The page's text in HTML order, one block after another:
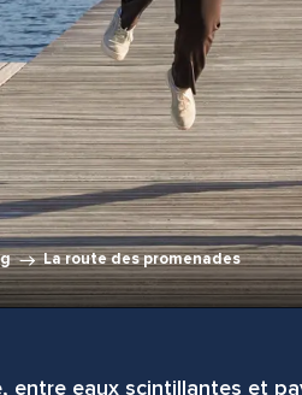
La route des promenades
entre eaux scintillantes et